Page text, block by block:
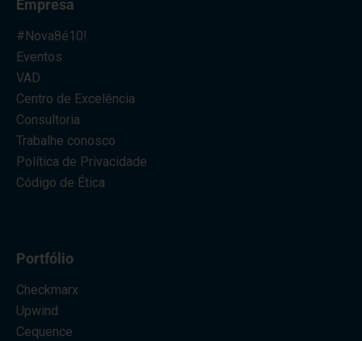
Empresa
#Nova8é10!
Eventos
VAD
Centro de Excelência
Consultoria
Trabalhe conosco
Política de Privacidade
Código de Ética
Portfólio
Checkmarx
Upwind
Cequence